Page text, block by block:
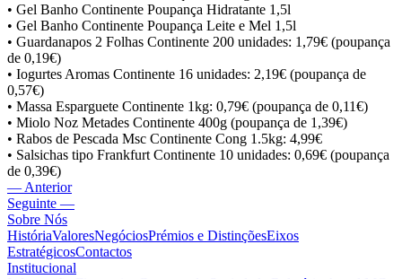
• Gel Banho Continente Poupança Hidratante 1,5l
• Gel Banho Continente Poupança Leite e Mel 1,5l
• Guardanapos 2 Folhas Continente 200 unidades: 1,79€ (poupança
de 0,19€)
• Iogurtes Aromas Continente 16 unidades: 2,19€ (poupança de
0,57€)
• Massa Esparguete Continente 1kg: 0,79€ (poupança de 0,11€)
• Miolo Noz Metades Continente 400g (poupança de 1,39€)
• Rabos de Pescada Msc Continente Cong 1.5kg: 4,99€
• Salsichas tipo Frankfurt Continente 10 unidades: 0,69€ (poupança
de 0,39€)
— Anterior
Seguinte —
Sobre Nós
HistóriaValoresNegóciosPrémios e DistinçõesEixos
EstratégicosContactos
Institucional